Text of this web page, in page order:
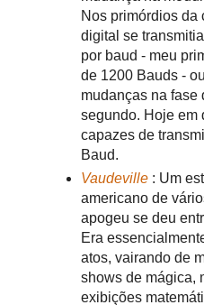
Nos primórdios da
digital se
por baud - meu
de 1200 Bauds -
mudanças na fase
segundo. Hoje em
capazes de
Baud.
Vaudeville: Um
americano de
apogeu se deu
Era
atos, vairando de
shows de mágica,
exibições